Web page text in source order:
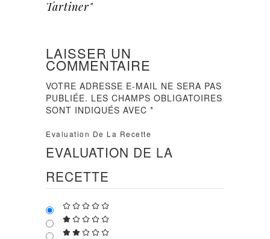
Tartiner"
LAISSER UN
COMMENTAIRE
VOTRE ADRESSE E-MAIL NE SERA PAS
PUBLIÉE. LES CHAMPS OBLIGATOIRES
SONT INDIQUÉS AVEC*
Evaluation De La Recette
EVALUATION DE LA
RECETTE